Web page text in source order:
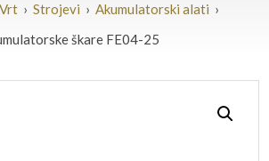
Vrt› Strojevi › Akumulatorski alati ›
škare FE04-25